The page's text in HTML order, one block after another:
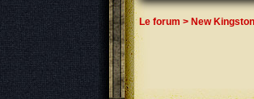
Le forum > New Kingston